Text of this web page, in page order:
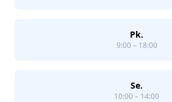
Pk.
9:00 – 18:00
Se.
10:00 – 14:00